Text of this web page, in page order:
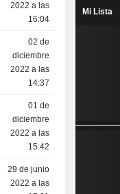
2022 a las
16:04
02 de
diciembre
2022 a las
14:37
01 de
diciembre
2022 a las
15:42
29 de junio
2022 a las
Mi Lista